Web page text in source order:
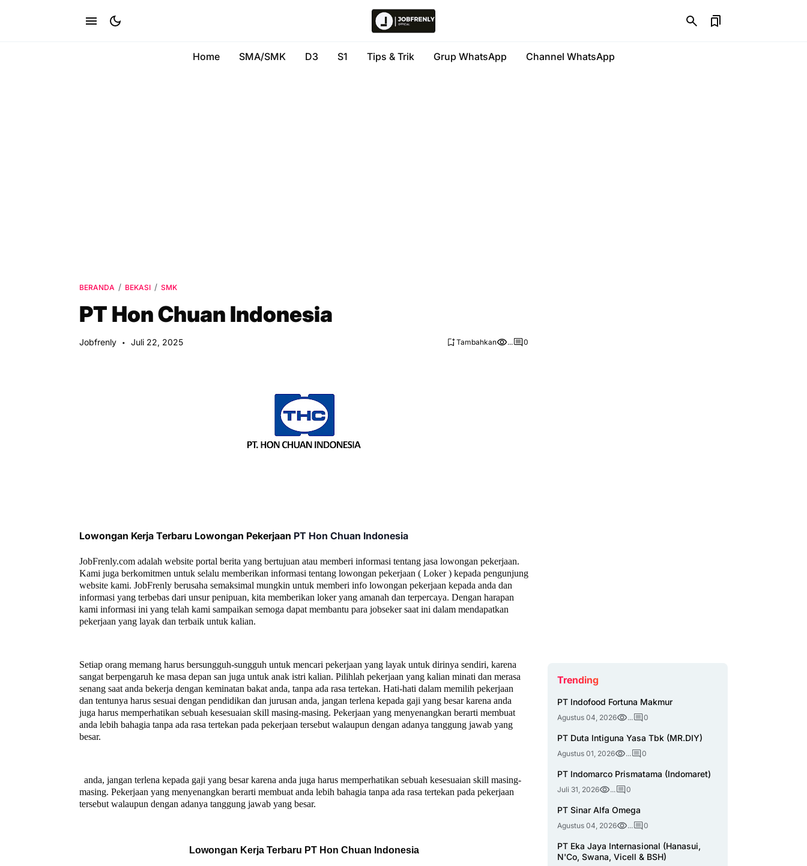
Home SMA/SMK D3 S1 Tips & Trik Grup WhatsApp Channel WhatsApp
BERANDA BEKASI SMK
PT Hon Chuan Indonesia
Jobfrenly Juli 22, 2025 Tambahkan ... 0
Lowongan Kerja Terbaru Lowongan Pekerjaan PT Hon Chuan Indonesia
JobFrenly.com adalah website portal berita yang bertujuan atau memberi informasi tentang jasa lowongan pekerjaan.
Kami juga berkomitmen untuk selalu memberikan informasi tentang lowongan pekerjaan ( Loker ) kepada pengunjung
website kami. JobFrenly berusaha semaksimal mungkin untuk memberi info lowongan pekerjaan kepada anda dan
informasi yang terbebas dari unsur penipuan, kita memberikan loker yang amanah dan terpercaya. Dengan harapan
kami informasi ini yang telah kami sampaikan semoga dapat membantu para jobseker saat ini dalam mendapatkan
pekerjaan yang layak dan terbaik untuk kalian.
Setiap orang memang harus bersungguh-sungguh untuk mencari pekerjaan yang layak untuk dirinya sendiri, karena
sangat berpengaruh ke masa depan san juga untuk anak istri kalian. Pilihlah pekerjaan yang kalian minati dan merasa
senang saat anda bekerja dengan keminatan bakat anda, tanpa ada rasa tertekan. Hati-hati dalam memilih pekerjaan
dan tentunya harus sesuai dengan pendidikan dan jurusan anda, jangan terlena kepada gaji yang besar karena anda
juga harus memperhatikan sebuah kesesuaian skill masing-masing. Pekerjaan yang menyenangkan berarti membuat
anda lebih bahagia tanpa ada rasa tertekan pada pekerjaan tersebut walaupun dengan adanya tanggung jawab yang
besar.
anda, jangan terlena kepada gaji yang besar karena anda juga harus memperhatikan sebuah kesesuaian skill masing-
masing. Pekerjaan yang menyenangkan berarti membuat anda lebih bahagia tanpa ada rasa tertekan pada pekerjaan
tersebut walaupun dengan adanya tanggung jawab yang besar.
Lowongan Kerja Terbaru PT Hon Chuan Indonesia
Trending
PT Indofood Fortuna Makmur
Agustus 04, 2026 ... 0
PT Duta Intiguna Yasa Tbk (MR.DIY)
Agustus 01, 2026 ... 0
PT Indomarco Prismatama (Indomaret)
Juli 31, 2026 ... 0
PT Sinar Alfa Omega
Agustus 04, 2026 ... 0
PT Eka Jaya Internasional (Hanasui,
N'Co, Swana, Vicell & BSH)